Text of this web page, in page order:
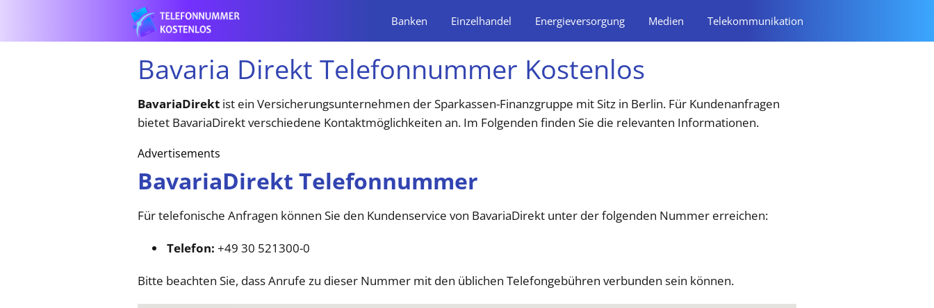
Banken Einzelhandel Energieversorgung Medien Telekommunikation
Bavaria Direkt Telefonnummer Kostenlos
BavariaDirekt ist ein Versicherungsunternehmen der Sparkassen-Finanzgruppe mit Sitz in Berlin. Für Kundenanfragen
bietet BavariaDirekt verschiedene Kontaktmöglichkeiten an. Im Folgenden finden Sie die relevanten Informationen.
Advertisements
BavariaDirekt Telefonnummer
Für telefonische Anfragen können Sie den Kundenservice von BavariaDirekt unter der folgenden Nummer erreichen:​
Telefon: +49 30 521300-0​
Bitte beachten Sie, dass Anrufe zu dieser Nummer mit den üblichen Telefongebühren verbunden sein können.